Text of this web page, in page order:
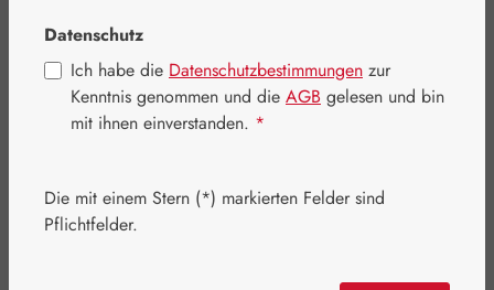
16,90 €
Inhalt: 0.03 Liter (563,33 € / 1 Liter)
Preise inkl. MwSt. zzgl. Versandkosten
Datenschutz
Ich habe die Datenschutzbestimmungen zur
Kenntnis genommen und die AGB gelesen und bin
mit ihnen einverstanden. *
Die mit einem Stern (*) markierten Felder sind
Pflichtfelder.